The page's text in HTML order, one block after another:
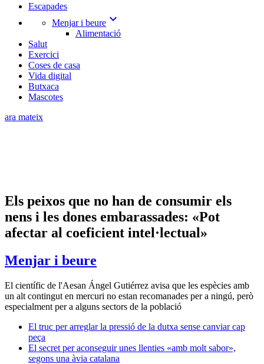
Escapades
Menjar i beure expand_more
Alimentació
Salut
Exercici
Coses de casa
Vida digital
Butxaca
Mascotes
ara mateix
Els peixos que no han de consumir els
nens i les dones embarassades: «Pot
afectar al coeficient intel·lectual»
Menjar i beure
El científic de l'Aesan Ángel Gutiérrez avisa que les espècies amb
un alt contingut en mercuri no estan recomanades per a ningú, però
especialment per a alguns sectors de la població
El truc per arreglar la pressió de la dutxa sense canviar cap
peça
El secret per aconseguir unes llenties «amb molt sabor»,
segons una àvia catalana